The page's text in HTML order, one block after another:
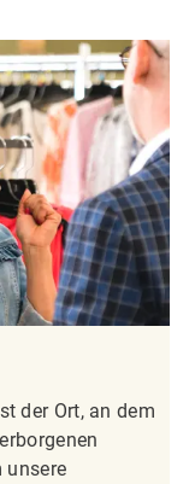
der Ort, an dem
unsere